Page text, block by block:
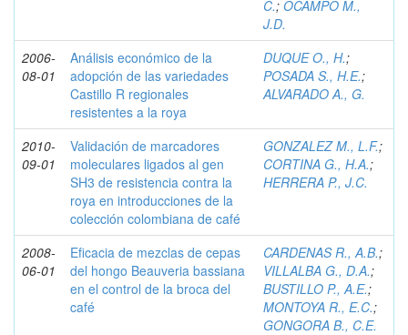
C.; OCAMPO M.,
J.D.
2006-
08-01
Análisis económico de la
adopción de las variedades
Castillo R regionales
resistentes a la roya
DUQUE O., H.;
POSADA S., H.E.;
ALVARADO A., G.
2010-
09-01
Validación de marcadores
moleculares ligados al gen
SH3 de resistencia contra la
roya en introducciones de la
colección colombiana de café
GONZALEZ M., L.F.;
CORTINA G., H.A.;
HERRERA P., J.C.
2008-
06-01
Eficacia de mezclas de cepas
del hongo Beauveria bassiana
en el control de la broca del
café
CARDENAS R., A.B.;
VILLALBA G., D.A.;
BUSTILLO P., A.E.;
MONTOYA R., E.C.;
GONGORA B., C.E.